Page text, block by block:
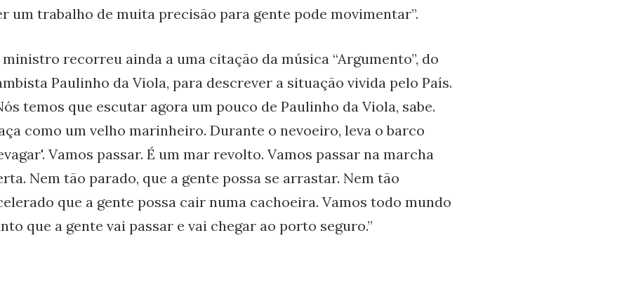
um trabalho de muita precisão para gente pode movimentar”.
ministro recorreu ainda a uma citação da música “Argumento”, do
Paulinho da Viola, para descrever a situação vivida pelo País.
temos que escutar agora um pouco de Paulinho da Viola, sabe.
como um velho marinheiro. Durante o nevoeiro, leva o barco
Vamos passar. É um mar revolto. Vamos passar na marcha
Nem tão parado, que a gente possa se arrastar. Nem tão
que a gente possa cair numa cachoeira. Vamos todo mundo
que a gente vai passar e vai chegar ao porto seguro.”